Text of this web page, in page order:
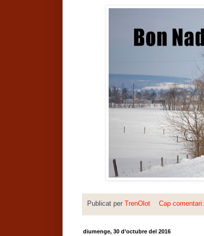
Publicat per TrenOlot Cap comentari:
diumenge, 30 d’octubre del 2016